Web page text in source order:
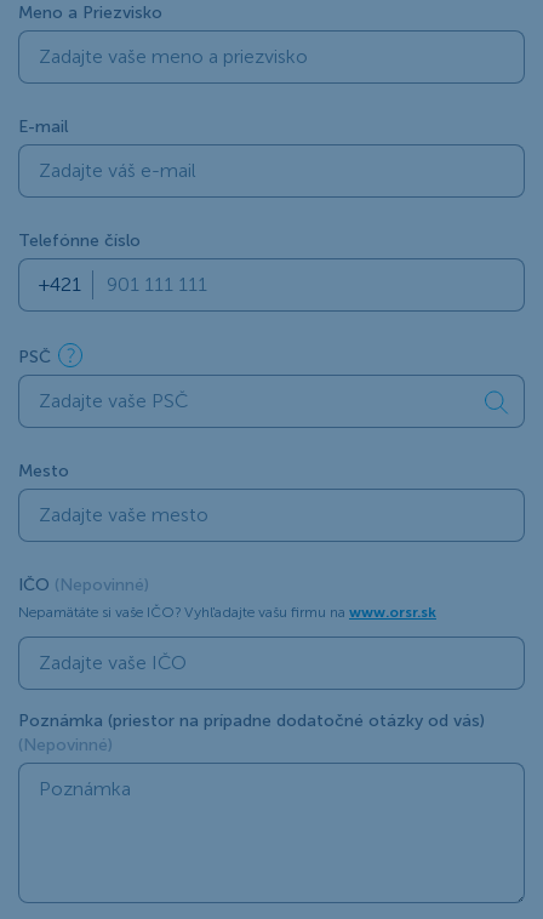
Meno a Priezvisko
E-mail
Telefónne číslo
PSČ
Mesto
IČO (Nepovinné)
Nepamätáte si vaše IČO? Vyhľadajte vašu firmu na www.orsr.sk
Poznámka (priestor na prípadne dodatočné otázky od vás)
(Nepovinné)